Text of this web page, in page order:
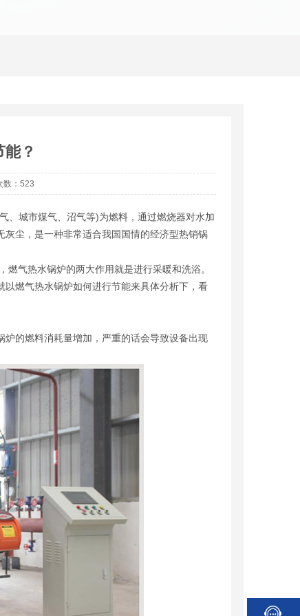
？
数：523
城市煤气、沼气等)为燃料，通过燃烧器对水加
尘，是一种非常适合我国国情的经济型热销锅
气热水锅炉的两大作用就是进行采暖和洗浴。
燃气热水锅炉如何进行节能来具体分析下，看
的燃料消耗量增加，严重的话会导致设备出现